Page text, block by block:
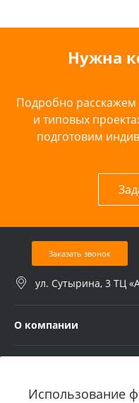
Использование
Нужна
Подробно расскажем
и типовых
подготовим
Заказать звонок
ул. Сутырина, 3 ТЦ
О компании